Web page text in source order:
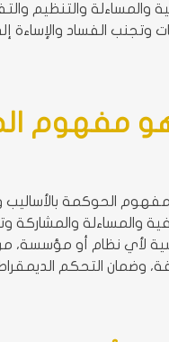
والمساءلة والتنظيم
وتجنب الفساد والإساءة
مفهوم
الحوكمة بالأساليب
والمساءلة والمشاركة
لأي نظام أو مؤسسة،
وضمان التحكم